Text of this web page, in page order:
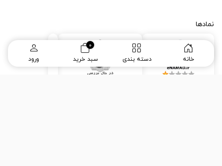
خانه دسته بندی سبد خرید
0
ورود
نمادها